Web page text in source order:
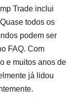
Trade inclui
todos os
podem ser
FAQ. Com
e muitos anos de
já lidou